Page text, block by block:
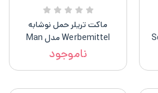
ماکت تریلر حمل نوشابه
Werbemittel مدل Man
ناموجود